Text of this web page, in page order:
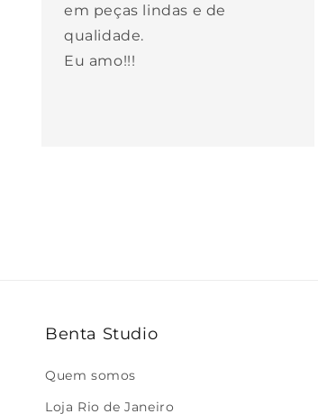
em peças lindas e de
qualidade.
Eu amo!!!
Benta Studio
Quem somos
Loja Rio de Janeiro